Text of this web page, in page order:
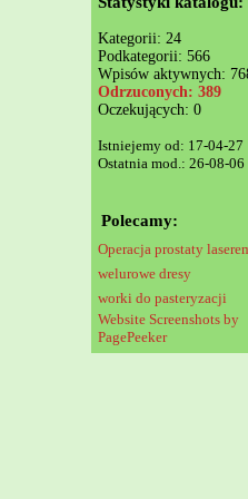
Kategorii: 24
Podkategorii: 566
Wpisów aktywnych:
Odrzuconych: 389
Oczekujących: 0
Istniejemy od: 17-04-27
Ostatnia mod.: 26-08-06
Polecamy:
Operacja prostaty
welurowe dresy
worki do pasteryzacji
Website Screenshots by
PagePeeker